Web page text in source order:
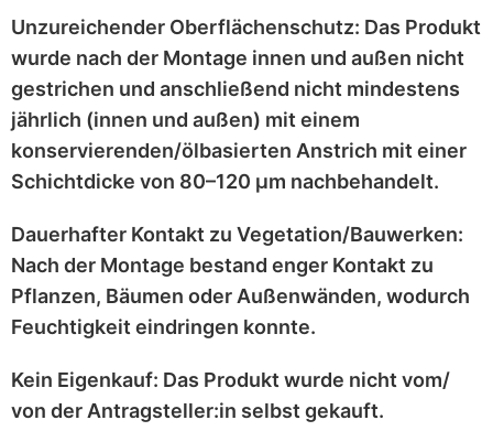
Unzureichender Oberflächenschutz: Das Produkt
wurde nach der Montage innen und außen nicht
gestrichen und anschließend nicht mindestens
jährlich (innen und außen) mit einem
konservierenden/ölbasierten Anstrich mit einer
Schichtdicke von 80–120 μm nachbehandelt.
Dauerhafter Kontakt zu Vegetation/Bauwerken:
Nach der Montage bestand enger Kontakt zu
Pflanzen, Bäumen oder Außenwänden, wodurch
Feuchtigkeit eindringen konnte.
Kein Eigenkauf: Das Produkt wurde nicht vom/
von der Antragsteller:in selbst gekauft.